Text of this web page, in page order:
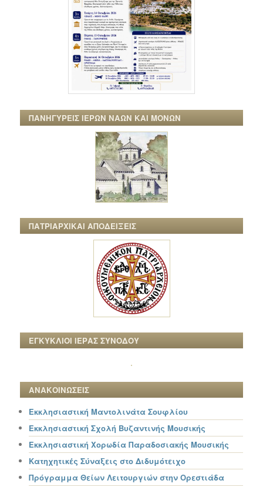
ΠΑΝΗΓΥΡΕΙΣ ΙΕΡΩΝ ΝΑΩΝ ΚΑΙ ΜΟΝΩΝ
ΠΑΤΡΙΑΡΧΙΚΑΙ ΑΠΟΔΕΙΞΕΙΣ
ΕΓΚΥΚΛΙΟΙ ΙΕΡΑΣ ΣΥΝΟΔΟΥ
ΑΝΑΚΟΙΝΩΣΕΙΣ
Εκκλησιαστική Μαντολινάτα Σουφλίου
Εκκλησιαστική Σχολή Βυζαντινής Μουσικής
Εκκλησιαστική Χορωδία Παραδοσιακής Μουσικής
Κατηχητικές Σύναξεις στο Διδυμότειχο
Πρόγραμμα Θείων Λειτουργιών στην Ορεστιάδα